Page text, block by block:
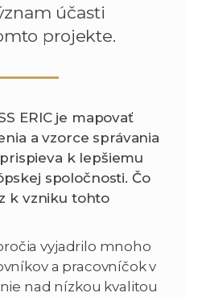
účasti
projekte.
ERIC je mapovať
a vzorce správania
k lepšiemu
spoločnosti. Čo
k vzniku tohto
vyjadrilo mnoho
a pracovníčok v
nad nízkou kvalitou